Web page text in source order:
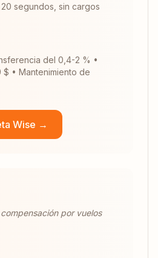
segundos, sin cargos
del 0,4-2 % •
• Mantenimiento de
Wise →
por vuelos